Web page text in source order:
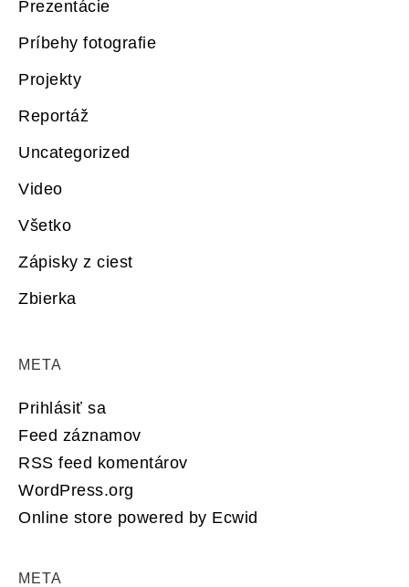
Prezentácie
Príbehy fotografie
Projekty
Reportáž
Uncategorized
Video
Všetko
Zápisky z ciest
Zbierka
META
Prihlásiť sa
Feed záznamov
RSS feed komentárov
WordPress.org
Online store powered by Ecwid
META